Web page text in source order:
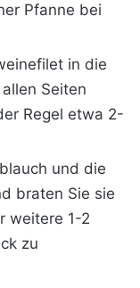
Pfanne bei
in die
Seiten
Regel etwa 2-
und die
braten Sie sie
weitere 1-2
zu